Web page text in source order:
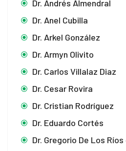
Dr. Andrés Almendral
Dr. Anel Cubilla
Dr. Arkel González
Dr. Armyn Olivito
Dr. Carlos Villalaz Diaz
Dr. Cesar Rovira
Dr. Cristian Rodríguez
Dr. Eduardo Cortés
Dr. Gregorio De Los